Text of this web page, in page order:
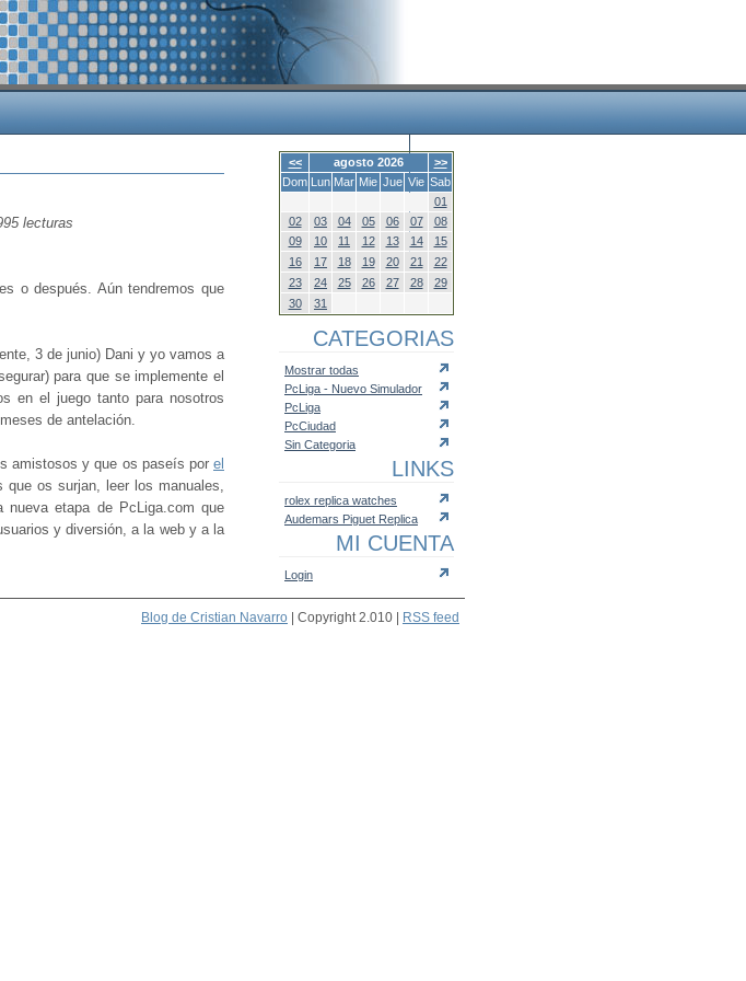
lecturas
o después. Aún tendremos que
3 de junio) Dani y yo vamos a
para que se implemente el
en el juego tanto para nosotros
de antelación.
amistosos y que os paseís por el
que os surjan, leer los manuales,
etapa de PcLiga.com que
y diversión, a la web y a la
<< agosto 2026
>>
Dom Lun Mar Mie Jue Vie Sab
01
02
03 04 05 06 07
08
09
10 11 12 13 14
15
16
17 18 19 20 21
22
23
24 25 26 27 28
29
30
31
CATEGORIAS
Mostrar todas
PcLiga - Nuevo Simulador
PcLiga
PcCiudad
Sin Categoria
LINKS
rolex replica watches
Audemars Piguet Replica
MI CUENTA
Login
Blog de Cristian Navarro | Copyright 2.010 | RSS feed